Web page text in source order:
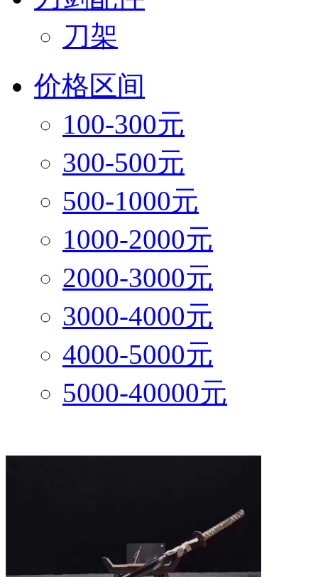
刀架
价格区间
100-300元
300-500元
500-1000元
1000-2000元
2000-3000元
3000-4000元
4000-5000元
5000-40000元